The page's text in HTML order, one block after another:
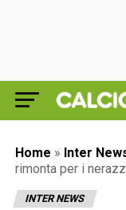
Home » Inter
rimonta per i
INTER NEWS